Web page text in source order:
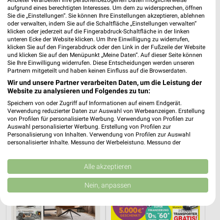
4,3 km
Angebote ab 10.08.
Gültig ab Mo. 10.08.
23,3 km
Wohnen Spezial
Gültig bis Fr. 14.08.
XXXLutz Opti Wohnwelt
aufgrund eines berechtigten Interesses. Um dem zu widersprechen, öffnen
Sie die „Einstellungen“. Sie können Ihre Einstellungen akzeptieren, ablehnen
oder verwalten, indem Sie auf die Schaltfläche „Einstellungen verwalten“
klicken oder jederzeit auf die Fingerabdruck-Schaltfläche in der linken
unteren Ecke der Website klicken. Um Ihre Einwilligung zu widerrufen,
klicken Sie auf den Fingerabdruck oder den Link in der Fußzeile der Website
und klicken Sie auf den Menüpunkt „Meine Daten“. Auf dieser Seite können
Sie Ihre Einwilligung widerrufen. Diese Entscheidungen werden unseren
Partnern mitgeteilt und haben keinen Einfluss auf die Browserdaten.
Wir und unsere Partner verarbeiten Daten, um die Leistung der
Website zu analysieren und Folgendes zu tun:
Speichern von oder Zugriff auf Informationen auf einem Endgerät.
Verwendung reduzierter Daten zur Auswahl von Werbeanzeigen. Erstellung
von Profilen für personalisierte Werbung. Verwendung von Profilen zur
Auswahl personalisierter Werbung. Erstellung von Profilen zur
Personalisierung von Inhalten. Verwendung von Profilen zur Auswahl
personalisierter Inhalte. Messung der Werbeleistung. Messung der
Kombinationen von Daten aus verschiedenen Quellen. Entwicklung und
Verbesserung der Angebote. Verwendung reduzierter Daten zur Auswahl
von Inhalten.
Daten können außerhalb der Europäischen Union weitergegeben und in die
Website/App.
Alle akzeptieren
Nein, anpassen